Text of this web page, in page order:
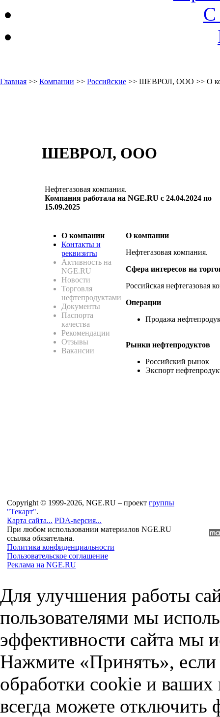
С
Главная >> Компании >> Российские >> ШЕВРОЛ, ООО >> О
ШЕВРОЛ, ООО
Нефтегазовая компания.
Компания работала на NGE.RU с 24.04.2024 по
15.09.2025
О компании
Контакты и
реквизиты
Активность на
NGE.RU
Новости
Торговля
нефтепродуктами
Документы
Паспорта
качества
Рекомендации
Отзывы
Вакансии
О компании
Нефтегазовая компания.
Сфера интересов на
Российская нефтегазовая
Операции
Продажа
Рынки нефтепродуктов
Российский рынок
Экспорт
Copyright © 1999-2026, NGE.RU – проект группы
"Текарт".
Карта сайта... PDA-версия...
При любом использовании материалов NGE.RU
ссылка обязательна.
Политика конфиденциальности
Пользовательское соглашение
Реклама на NGE.RU
Для улучшения работы
пользователями мы
эффективности сайта мы
Нажмите «Принять», если
обработки cookie и
всегда можете отключить